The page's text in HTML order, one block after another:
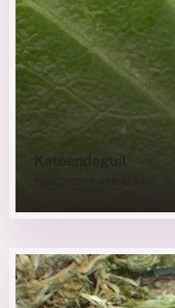
Katoendaguil